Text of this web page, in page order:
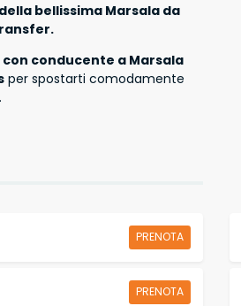
bellissima Marsala da
conducente a Marsala
per spostarti comodamente
PRENOTA
PRENOTA